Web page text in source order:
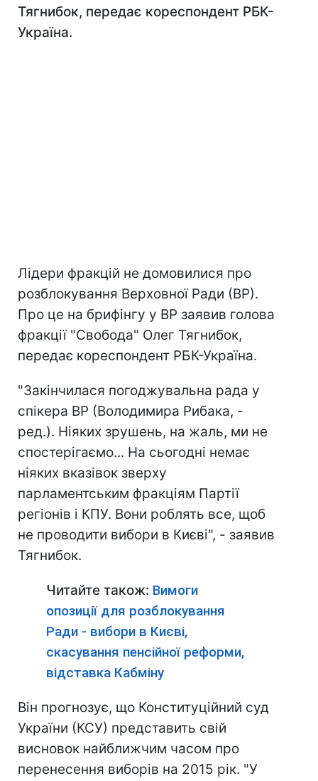
Тягнибок, передає кореспондент РБК-
Україна.
Лідери фракцій не домовилися про
розблокування Верховної Ради (ВР).
Про це на брифінгу у ВР заявив голова
фракції "Свобода" Олег Тягнибок,
передає кореспондент РБК-Україна.
"Закінчилася погоджувальна рада у
спікера ВР (Володимира Рибака, -
ред.). Ніяких зрушень, на жаль, ми не
спостерігаємо... На сьогодні немає
ніяких вказівок зверху
парламентським фракціям Партії
регіонів і КПУ. Вони роблять все, щоб
не проводити вибори в Києві", - заявив
Тягнибок.
Читайте також: Вимоги
опозиції для розблокування
Ради - вибори в Києві,
скасування пенсійної реформи,
відставка Кабміну
Він прогнозує, що Конституційний суд
України (КСУ) представить свій
висновок найближчим часом про
перенесення виборів на 2015 рік. "У